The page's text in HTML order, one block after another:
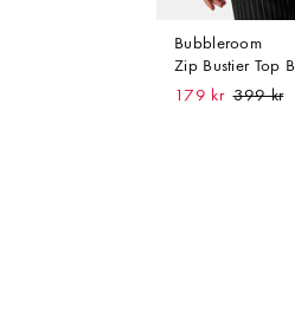
Bubbleroom
Zip Bustier Top
179 kr